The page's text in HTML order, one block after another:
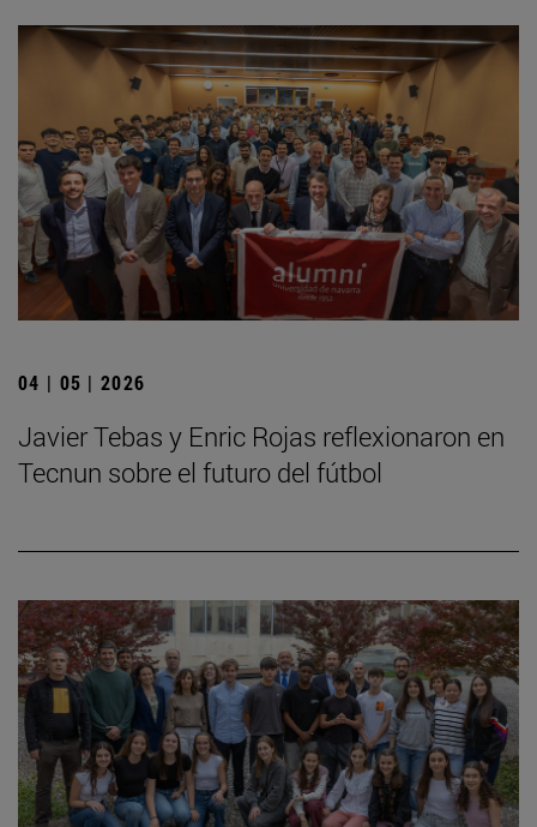
04 | 05 | 2026
Javier Tebas y Enric Rojas reflexionaron en
Tecnun sobre el futuro del fútbol